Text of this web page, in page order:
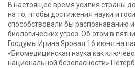
В настоящее время усилия страны
на то, чтобы достижения науки и
способствовали бы распознаванию
биологических угроз. Об этом в
Госдумы Ирина Яровая 16 июня на
«Биомедицинская наука как
национальной безопасности»